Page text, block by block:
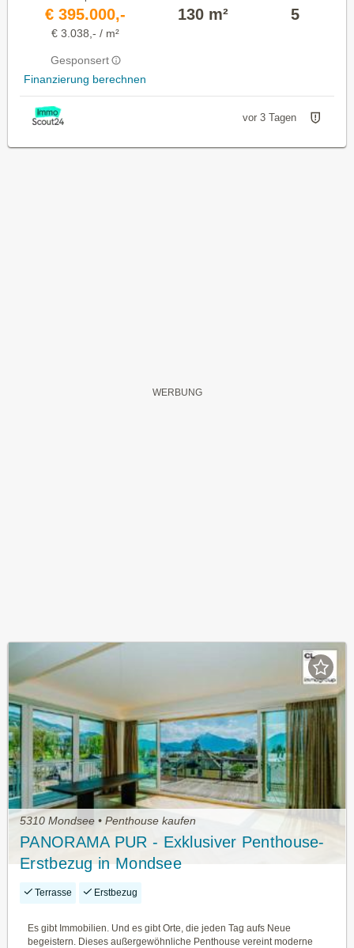
€ 395.000,-
€ 3.038,- / m²
Gesponsert
Finanzierung berechnen
130 m² 5
vor 3 Tagen
5310 Mondsee • Penthouse kaufen
PANORAMA PUR - Exklusiver Penthouse-
Erstbezug in Mondsee
Terrasse Erstbezug
Es gibt Immobilien. Und es gibt Orte, die jeden Tag aufs Neue
begeistern. Dieses außergewöhnliche Penthouse vereint moderne